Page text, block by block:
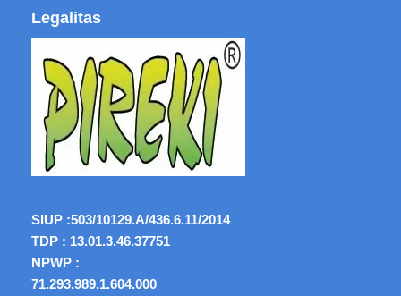
Legalitas
SIUP :503/10129.A/436.6.11/2014
TDP : 13.01.3.46.37751
NPWP :
71.293.989.1.604.000